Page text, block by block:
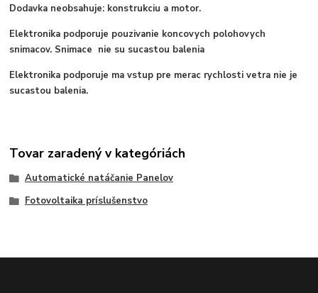
Dodavka neobsahuje: konstrukciu a motor.
Elektronika podporuje pouzivanie koncovych polohovych
snimacov. Snimace nie su sucastou balenia
Elektronika podporuje ma vstup pre merac rychlosti vetra nie je
sucastou balenia.
Tovar zaradený v kategóriách
Automatické natáčanie Panelov
Fotovoltaika príslušenstvo